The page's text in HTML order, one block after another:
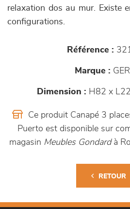
relaxation dos au mur. Existe
configurations.
Référence :
Marque :
Dimension : H82 x
Ce produit Canapé 3
Puerto est disponible sur
magasin Meubles Gondardà
RETOUR